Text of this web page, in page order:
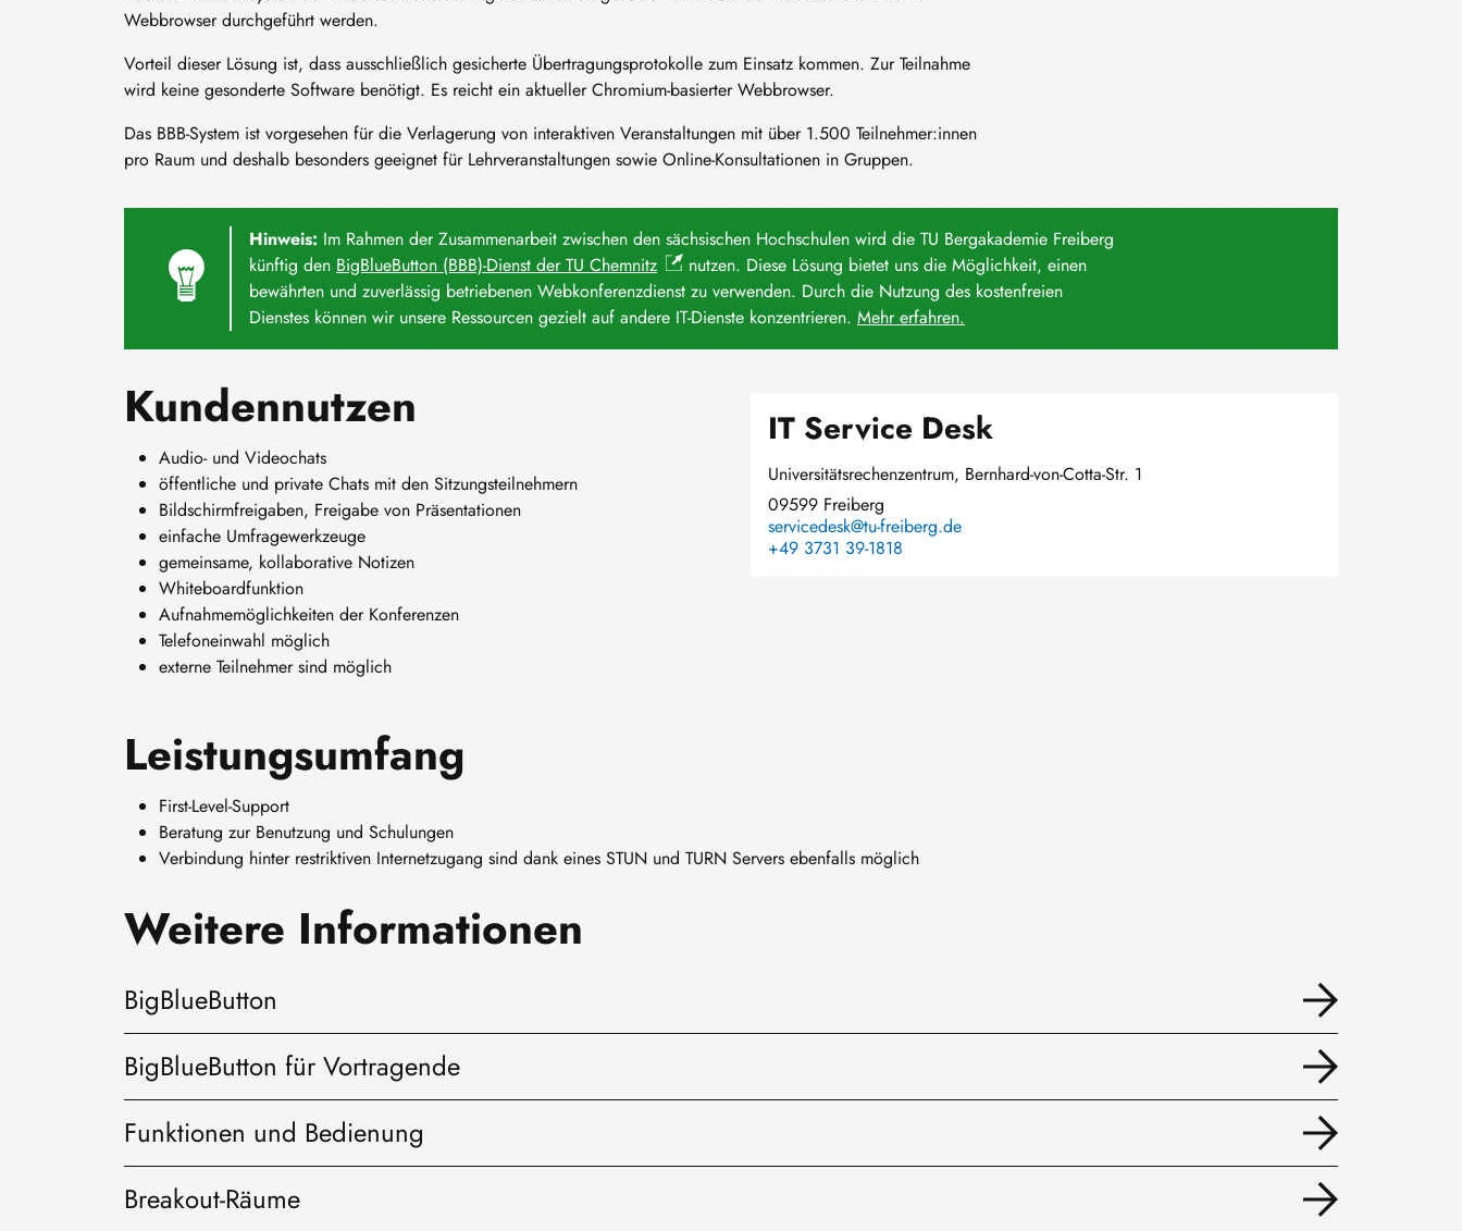
Webbrowser durchgeführt werden.
Vorteil dieser Lösung ist, dass ausschließlich gesicherte Übertragungsprotokolle zum Einsatz kommen. Zur Teilnahme
wird keine gesonderte Software benötigt. Es reicht ein aktueller Chromium-basierter Webbrowser.
Das BBB-System ist vorgesehen für die Verlagerung von interaktiven Veranstaltungen mit über 1.500 Teilnehmer:innen
pro Raum und deshalb besonders geeignet für Lehrveranstaltungen sowie Online-Konsultationen in Gruppen.
Hinweis: Im Rahmen der Zusammenarbeit zwischen den sächsischen Hochschulen wird die TU Bergakademie Freiberg
künftig den BigBlueButton (BBB)-Dienst der TU Chemnitz
nutzen. Diese Lösung bietet uns die Möglichkeit, einen
bewährten und zuverlässig betriebenen Webkonferenzdienst zu verwenden. Durch die Nutzung des kostenfreien
Dienstes können wir unsere Ressourcen gezielt auf andere IT-Dienste konzentrieren. Mehr erfahren.
Kundennutzen
Audio- und Videochats
öffentliche und private Chats mit den Sitzungsteilnehmern
Bildschirmfreigaben, Freigabe von Präsentationen
einfache Umfragewerkzeuge
gemeinsame, kollaborative Notizen
Whiteboardfunktion
Aufnahmemöglichkeiten der Konferenzen
Telefoneinwahl möglich
externe Teilnehmer sind möglich
IT Service Desk
Universitätsrechenzentrum, Bernhard-von-Cotta-Str. 1
09599 Freiberg
servicedesk@tu-freiberg.de
+49 3731 39-1818
Leistungsumfang
First-Level-Support
Beratung zur Benutzung und Schulungen
Verbindung hinter restriktiven Internetzugang sind dank eines STUN und TURN Servers ebenfalls möglich
Weitere Informationen
BigBlueButton
BigBlueButton für Vortragende
Funktionen und Bedienung
Breakout-Räume